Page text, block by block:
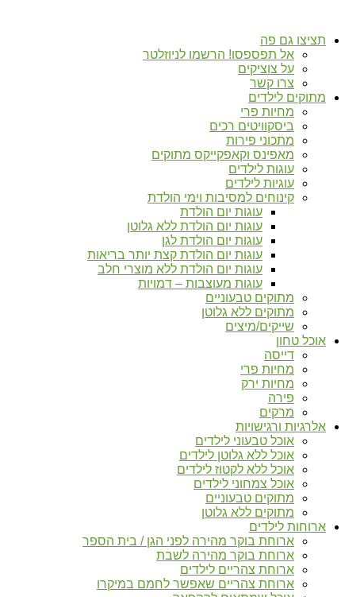
תציצו גם פה
אל תפספסו! הרשמו לניוזלטר
על צוציקים
צרו קשר
מתוקים לילדים
מחיות פרי
ביסקוויטים רכים
מתכוני פירות
מאפינס וקאפקייקס מתוקים
עוגות לילדים
עוגיות לילדים
קינוחים למסיבות וימי הולדת
עוגות יום הולדת
עוגות יום הולדת ללא גלוטן
עוגות יום הולדת לגן
עוגות יום הולדת קצת יותר בריאות
עוגות יום הולדת ללא מוצרי חלב
עוגות מעוצבות – דמויות
מתוקים טבעוניים
מתוקים ללא גלוטן
שייקים/מיצים
אוכל טחון
דייסה
מחיות פרי
מחיות ירק
פירה
מרקים
אלרגיות ורגישויות
אוכל טבעוני לילדים
אוכל ללא גלוטן לילדים
אוכל ללא לקטוז לילדים
אוכל צמחוני לילדים
מתוקים טבעוניים
מתוקים ללא גלוטן
ארוחות לילדים
ארוחת בוקר מהירה לפני הגן / בית הספר
ארוחת בוקר מהירה לשבת
ארוחת צהריים לילדים
ארוחת צהריים שאפשר לחמם במיקרו